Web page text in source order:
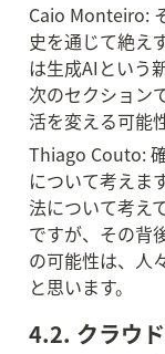
Caio Monteiro:
史を通じて絶え
は生成AIという
次のセクション
活を変える可能
Thiago Couto:
について考えま
法について考え
ですが、その背
の可能性は、人
と思います。
4.2. クラウ